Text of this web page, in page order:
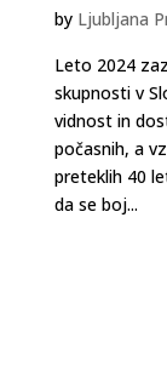
by Ljubljana
Leto 2024
skupnosti v
vidnost in
počasnih, a
preteklih 40
da se boj...